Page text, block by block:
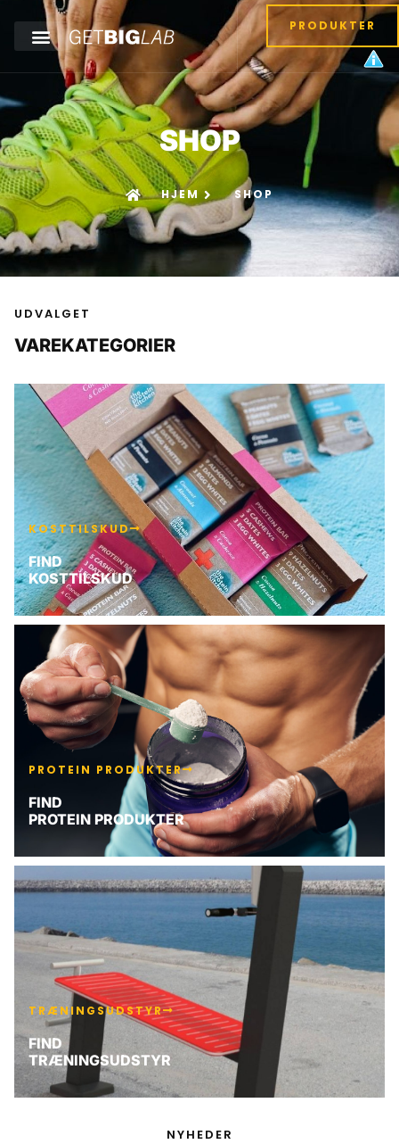
PRODUKTER
SHOP
HJEM SHOP
UDVALGET
VAREKATEGORIER
KOSTTILSKUD
FIND
KOSTTILSKUD
PROTEIN PRODUKTER
FIND
PROTEIN PRODUKTER
TRÆNINGSUDSTYR
FIND
TRÆNINGSUDSTYR
NYHEDER